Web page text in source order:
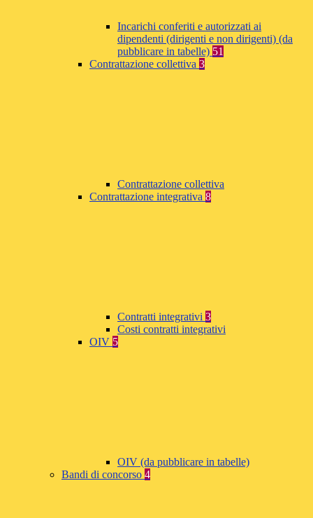
Incarichi conferiti e autorizzati ai
dipendenti (dirigenti e non dirigenti) (da
pubblicare in tabelle) 51
Contrattazione collettiva 3
Contrattazione collettiva
Contrattazione integrativa 8
Contratti integrativi 3
Costi contratti integrativi
OIV 5
OIV (da pubblicare in tabelle)
Bandi di concorso 4